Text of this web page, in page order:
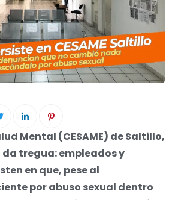
Mental (CESAME) de Saltillo,
tregua: empleados y
en que, pese al
por abuso sexual dentro